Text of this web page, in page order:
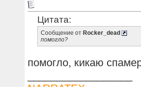
Цитата:
Сообщение от Rocker_dead
помогло?
помогло, кикаю